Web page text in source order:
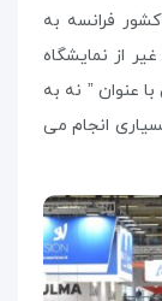
فرانسه به
از نمایشگاه
عنوان ” نه به
انجام می